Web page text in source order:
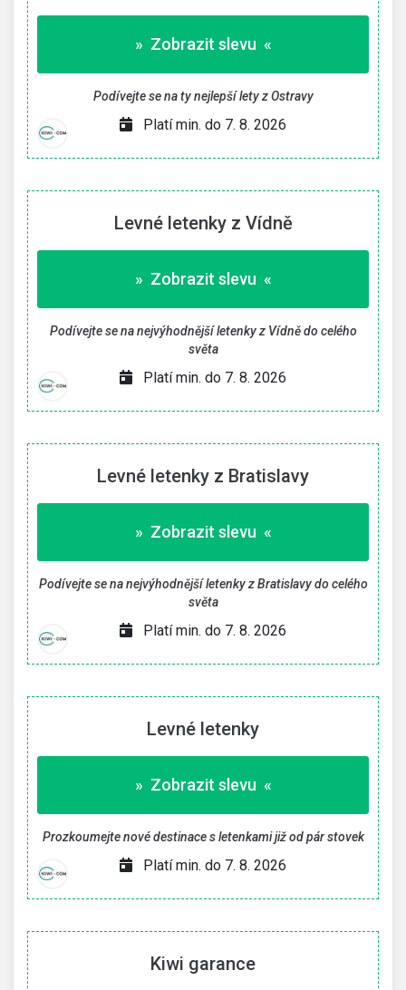
» Zobrazit slevu «
Podívejte se na ty nejlepší lety z Ostravy
Platí min. do 7. 8. 2026
Levné letenky z Vídně
» Zobrazit slevu «
Podívejte se na nejvýhodnější letenky z Vídně do celého
světa
Platí min. do 7. 8. 2026
Levné letenky z Bratislavy
» Zobrazit slevu «
Podívejte se na nejvýhodnější letenky z Bratislavy do celého
světa
Platí min. do 7. 8. 2026
Levné letenky
» Zobrazit slevu «
Prozkoumejte nové destinace s letenkami již od pár stovek
Platí min. do 7. 8. 2026
Kiwi garance